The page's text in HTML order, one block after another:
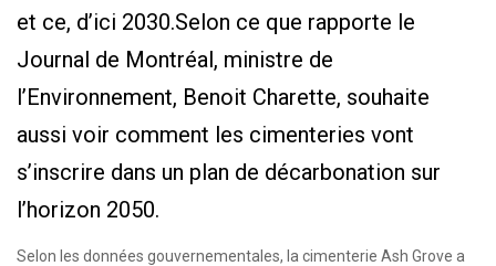
et ce, d’ici 2030.Selon ce que rapporte le
Journal de Montréal, ministre de
l’Environnement, Benoit Charette, souhaite
aussi voir comment les cimenteries vont
s’inscrire dans un plan de décarbonation sur
l’horizon 2050.
Selon les données gouvernementales, la cimenterie Ash Grove a